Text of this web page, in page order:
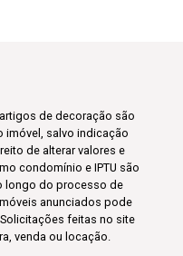
de decoração são
imóvel, salvo indicação
de alterar valores e
condomínio e IPTU são
longo do processo de
anunciados pode
feitas no site
venda ou locação.